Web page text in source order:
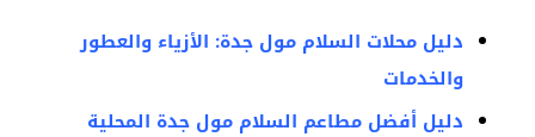
دليل محلات السلام مول جدة: الأزياء والعطور
والخدمات
دليل أفضل مطاعم السلام مول جدة المحلية